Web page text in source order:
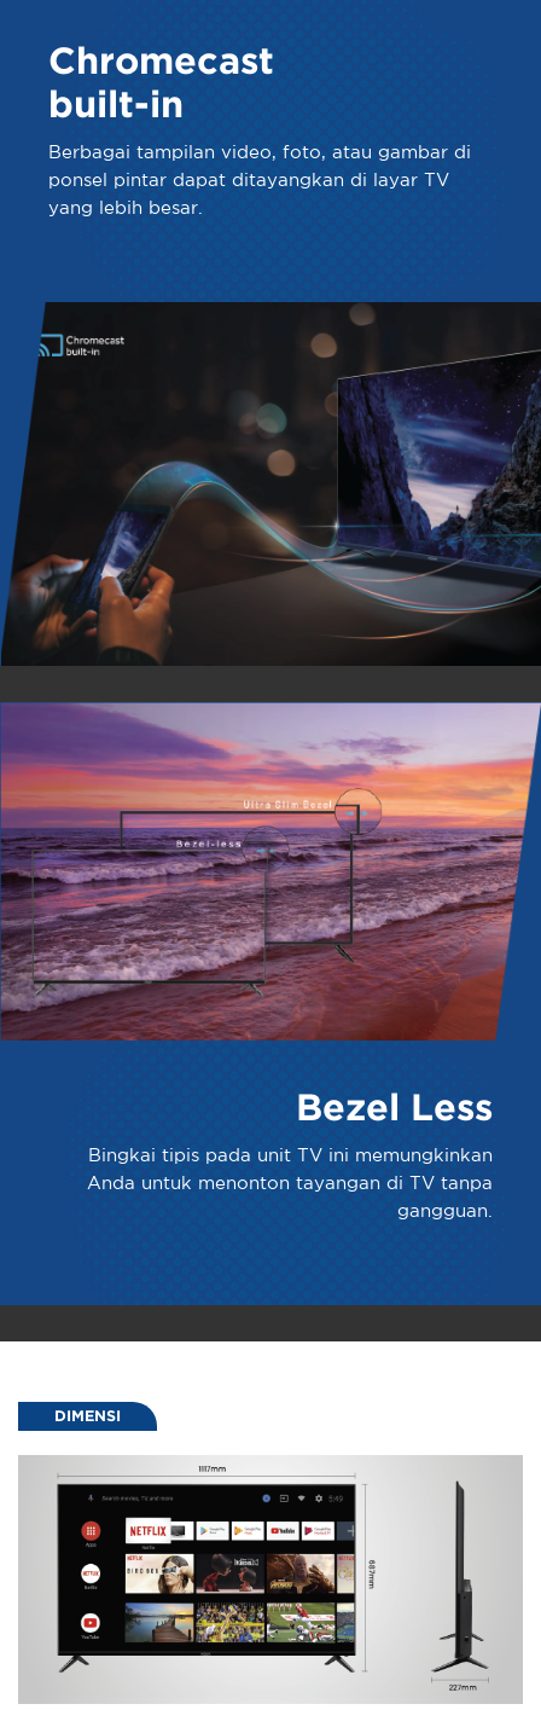
Chromecast
built-in
Berbagai tampilan video, foto, atau gambar di
ponsel pintar dapat ditayangkan di layar TV
yang lebih besar.
Bezel Less
Bingkai tipis pada unit TV ini memungkinkan
Anda untuk menonton tayangan di TV tanpa
gangguan.
DIMENSI